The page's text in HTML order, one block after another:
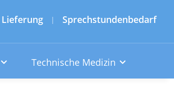
| Sprechstundenbedarf
Technische Medizin